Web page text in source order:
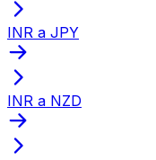
INR a JPY
INR a NZD